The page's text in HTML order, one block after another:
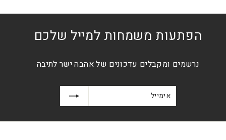
הפתעות משמחות למייל שלכם
נרשמים ומקבלים עדכונים של אהבה ישר לתיבה